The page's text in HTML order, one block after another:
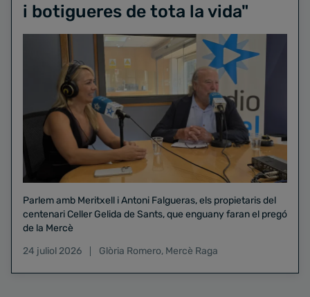
i botigueres de tota la vida"
Parlem amb Meritxell i Antoni Falgueras, els propietaris del
centenari Celler Gelida de Sants, que enguany faran el pregó
de la Mercè
24 juliol 2026
Glòria Romero, Mercè Raga